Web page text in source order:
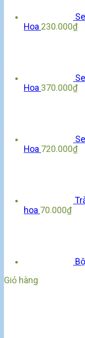
Hoa 230.000₫
Hoa 370.000₫
Hoa 720.000₫
hoa 70.000₫
Giỏ hàng